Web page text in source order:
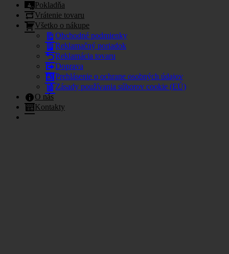
Pokladňa
Vrátenie tovaru
Všetko o nákupe
Obchodné podmienky
Reklamačný poriadok
Reklamácia tovaru
Doprava
Prehlásenie o ochrane osobných údajov
Zásady používania súborov cookie (EÚ)
O nás
Kontakty